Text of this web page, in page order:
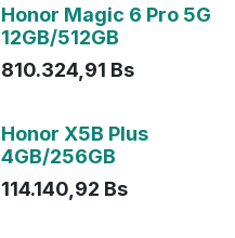
Agotado
Honor Magic 6 Pro 5G
12GB/512GB
810.324,91 Bs
Agotado
Honor X5B Plus
4GB/256GB
114.140,92 Bs